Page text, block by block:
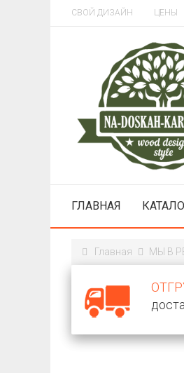
СВОЙ ДИЗАЙН ЦЕНЫ
ГЛАВНАЯ
Главная МЫ В